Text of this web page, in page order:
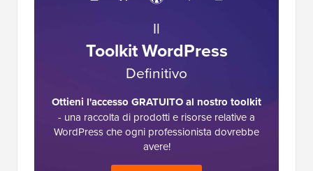
Il
Toolkit WordPress
Definitivo
Ottieni l'accesso GRATUITO al nostro toolkit
- una raccolta di prodotti e risorse relative a
WordPress che ogni professionista dovrebbe
avere!